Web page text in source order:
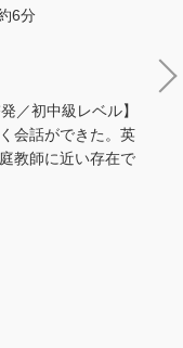
6分
／初中級レベル】
会話ができた。英
教師に近い存在で